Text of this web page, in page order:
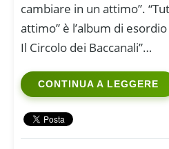
cambiare in un attimo”.
attimo” è l’album di
Il Circolo dei Baccanali”…
CONTINUA A LEGGERE